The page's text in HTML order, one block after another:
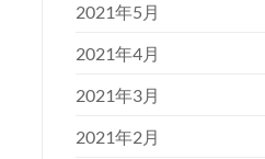
2021年5月
2021年4月
2021年3月
2021年2月